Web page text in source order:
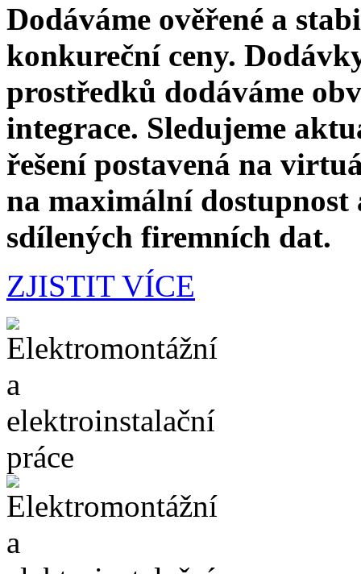
Dodáváme ověřené a
konkureční ceny.
prostředků dodáváme
integrace. Sledujeme
řešení postavená na
na maximální dostupnost
sdílených firemních dat.
ZJISTIT VÍCE